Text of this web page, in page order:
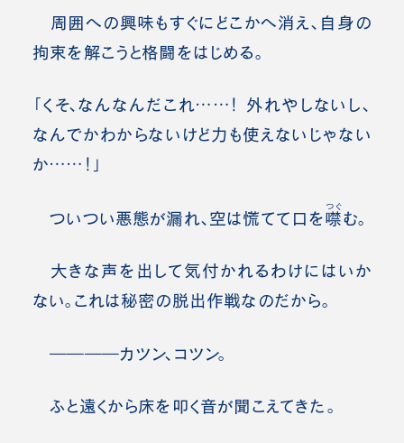
周囲への興味もすぐにどこかへ消え、自身の
拘束を解こうと格闘をはじめる。
「くそ、なんなんだこれ……！ 外れやしないし、
なんでかわからないけど力も使えないじゃない
か……！」
ついつい悪態が漏れ、空は慌てて口を噤
つぐ
む。
大きな声を出して気付かれるわけにはいか
ない。これは秘密の脱出作戦なのだから。
――――カツン、コツン。
ふと遠くから床を叩く音が聞こえてきた。